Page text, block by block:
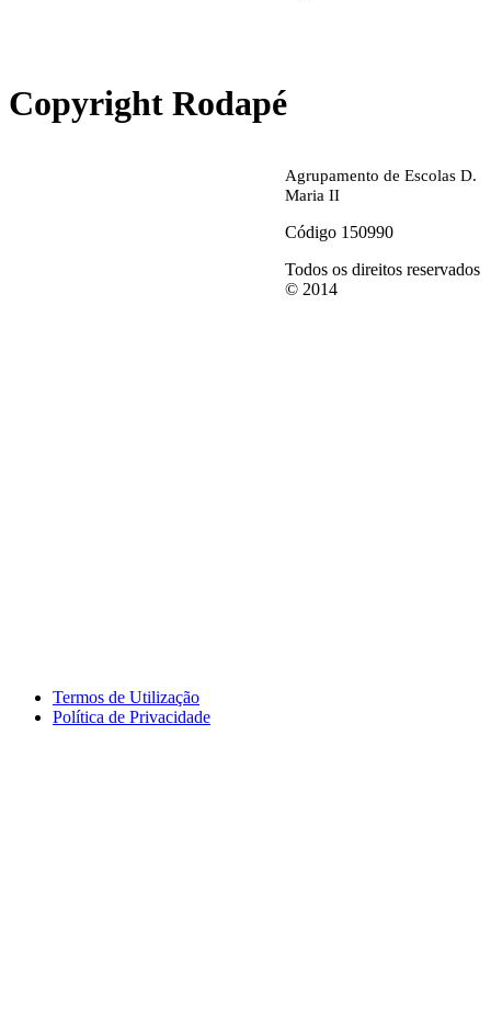
Copyright Rodapé
Agrupamento de Escolas D.
Maria II
Código 150990
Todos os direitos reservados
© 2014
Termos de Utilização
Política de Privacidade